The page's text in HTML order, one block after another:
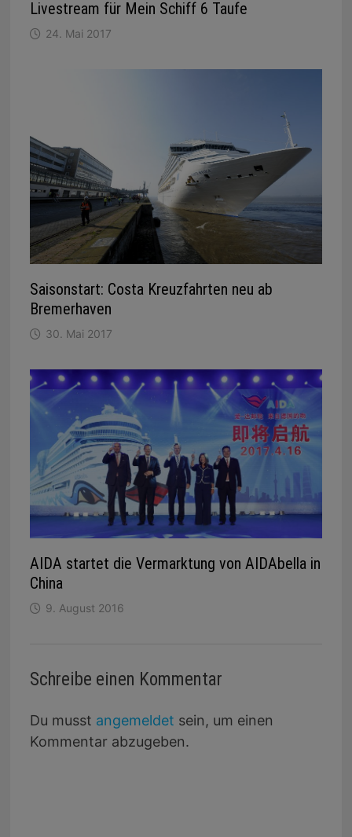
Livestream für Mein Schiff 6 Taufe
24. Mai 2017
Saisonstart: Costa Kreuzfahrten neu ab
Bremerhaven
30. Mai 2017
AIDA startet die Vermarktung von AIDAbella in
China
9. August 2016
Schreibe einen Kommentar
Du musst angemeldet sein, um einen
Kommentar abzugeben.